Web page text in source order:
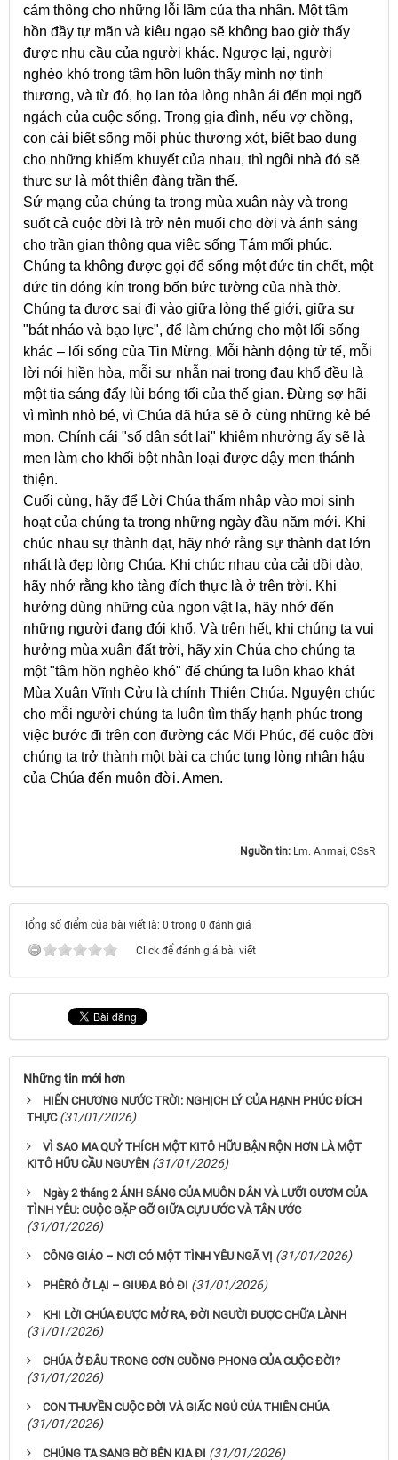
cảm thông cho những lỗi lầm của tha nhân. Một tâm
hồn đầy tự mãn và kiêu ngạo sẽ không bao giờ thấy
được nhu cầu của người khác. Ngược lại, người
nghèo khó trong tâm hồn luôn thấy mình nợ tình
thương, và từ đó, họ lan tỏa lòng nhân ái đến mọi ngõ
ngách của cuộc sống. Trong gia đình, nếu vợ chồng,
con cái biết sống mối phúc thương xót, biết bao dung
cho những khiếm khuyết của nhau, thì ngôi nhà đó sẽ
thực sự là một thiên đàng trần thế.
Sứ mạng của chúng ta trong mùa xuân này và trong
suốt cả cuộc đời là trở nên muối cho đời và ánh sáng
cho trần gian thông qua việc sống Tám mối phúc.
Chúng ta không được gọi để sống một đức tin chết, một
đức tin đóng kín trong bốn bức tường của nhà thờ.
Chúng ta được sai đi vào giữa lòng thế giới, giữa sự
"bát nháo và bạo lực", để làm chứng cho một lối sống
khác – lối sống của Tin Mừng. Mỗi hành động tử tế, mỗi
lời nói hiền hòa, mỗi sự nhẫn nại trong đau khổ đều là
một tia sáng đẩy lùi bóng tối của thế gian. Đừng sợ hãi
vì mình nhỏ bé, vì Chúa đã hứa sẽ ở cùng những kẻ bé
mọn. Chính cái "số dân sót lại" khiêm nhường ấy sẽ là
men làm cho khối bột nhân loại được dậy men thánh
thiện.
Cuối cùng, hãy để Lời Chúa thấm nhập vào mọi sinh
hoạt của chúng ta trong những ngày đầu năm mới. Khi
chúc nhau sự thành đạt, hãy nhớ rằng sự thành đạt lớn
nhất là đẹp lòng Chúa. Khi chúc nhau của cải dồi dào,
hãy nhớ rằng kho tàng đích thực là ở trên trời. Khi
hưởng dùng những của ngon vật lạ, hãy nhớ đến
những người đang đói khổ. Và trên hết, khi chúng ta vui
hưởng mùa xuân đất trời, hãy xin Chúa cho chúng ta
một "tâm hồn nghèo khó" để chúng ta luôn khao khát
Mùa Xuân Vĩnh Cửu là chính Thiên Chúa. Nguyện chúc
cho mỗi người chúng ta luôn tìm thấy hạnh phúc trong
việc bước đi trên con đường các Mối Phúc, để cuộc đời
chúng ta trở thành một bài ca chúc tụng lòng nhân hậu
của Chúa đến muôn đời. Amen.
Nguồn tin: Lm. Anmai, CSsR
Tổng số điểm của bài viết là: 0 trong 0 đánh giá
Click để đánh giá bài viết
Những tin mới hơn
HIẾN CHƯƠNG NƯỚC TRỜI: NGHỊCH LÝ CỦA HẠNH PHÚC ĐÍCH
THỰC (31/01/2026)
VÌ SAO MA QUỶ THÍCH MỘT KITÔ HỮU BẬN RỘN HƠN LÀ MỘT
KITÔ HỮU CẦU NGUYỆN (31/01/2026)
Ngày 2 tháng 2 ÁNH SÁNG CỦA MUÔN DÂN VÀ LƯỠI GƯƠM CỦA
TÌNH YÊU: CUỘC GẶP GỠ GIỮA CỰU ƯỚC VÀ TÂN ƯỚC
(31/01/2026)
CÔNG GIÁO – NƠI CÓ MỘT TÌNH YÊU NGÃ VỊ (31/01/2026)
PHÊRÔ Ở LẠI – GIUĐA BỎ ĐI (31/01/2026)
KHI LỜI CHÚA ĐƯỢC MỞ RA, ĐỜI NGƯỜI ĐƯỢC CHỮA LÀNH
(31/01/2026)
CHÚA Ở ĐÂU TRONG CƠN CUỒNG PHONG CỦA CUỘC ĐỜI?
(31/01/2026)
CON THUYỀN CUỘC ĐỜI VÀ GIẤC NGỦ CỦA THIÊN CHÚA
(31/01/2026)
CHÚNG TA SANG BỜ BÊN KIA ĐI (31/01/2026)